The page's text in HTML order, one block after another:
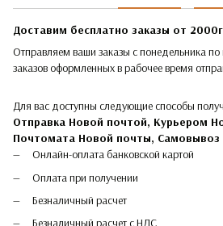
Доставим бесплатно заказы от
Отправляем ваши заказы с понедельника по
заказов оформленных в рабочее время
Для вас доступны следующие способы
Отправка Новой почтой, Курьером
Почтомата Новой почты, Самовывоз
Онлайн-оплата банковской картой
Оплата при получении
Безналичный расчет
Безналичный расчет с НДС